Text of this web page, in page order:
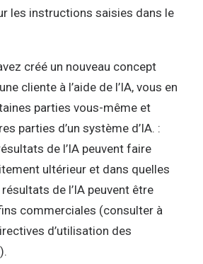
les instructions saisies dans le
créé un nouveau concept
cliente à l’aide de l’IA, vous en
parties vous-même et
parties d’un système d’IA. :
de l’IA peuvent faire
ultérieur et dans quelles
de l’IA peuvent être
commerciales (consulter à
d’utilisation des